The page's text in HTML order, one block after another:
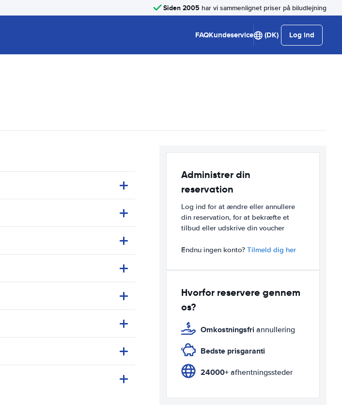
Siden 2005 har vi sammenlignet priser på biludlejning
FAQKundeservice (DK) Log ind
Administrer din
reservation
Log ind for at ændre eller annullere
din reservation, for at bekræfte et
tilbud eller udskrive din voucher
Endnu ingen konto? Tilmeld dig her
Hvorfor reservere gennem
os?
Omkostningsfri annullering
Bedste prisgaranti
24000+ afhentningssteder